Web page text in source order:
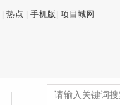
热点 手机版 项目城网